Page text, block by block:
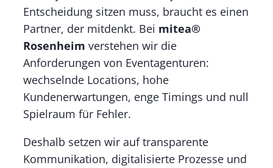
Entscheidung sitzen muss, braucht es einen
Partner, der mitdenkt. Bei mitea®
Rosenheim verstehen wir die
Anforderungen von Eventagenturen:
wechselnde Locations, hohe
Kundenerwartungen, enge Timings und null
Spielraum für Fehler.
Deshalb setzen wir auf transparente
Kommunikation, digitalisierte Prozesse und